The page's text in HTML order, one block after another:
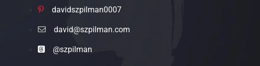
davidszpilman0007
david@szpilman.com
@szpilman